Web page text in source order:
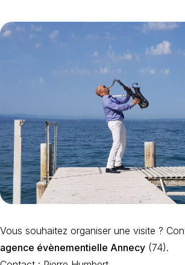
Vous souhaitez organiser une visite ?
agence évènementielle Annecy (74).